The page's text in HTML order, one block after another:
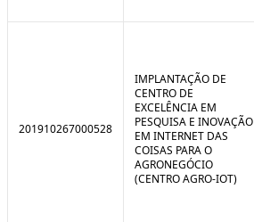
201910267000528
IMPLANTAÇÃO DE
CENTRO DE
EXCELÊNCIA EM
PESQUISA E INOVAÇÃO
EM INTERNET DAS
COISAS PARA O
AGRONEGÓCIO
(CENTRO AGRO-IOT)